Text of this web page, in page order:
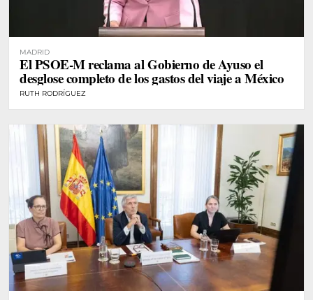
MADRID
El PSOE-M reclama al Gobierno de Ayuso el
desglose completo de los gastos del viaje a México
RUTH RODRÍGUEZ